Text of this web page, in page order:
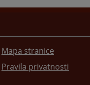
Mapa stranice
Pravila privatnosti